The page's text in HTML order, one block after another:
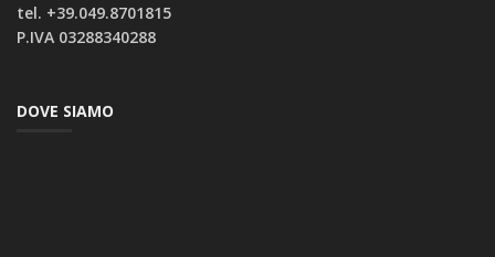
tel. +39.049.8701815
P.IVA 03288340288
DOVE SIAMO